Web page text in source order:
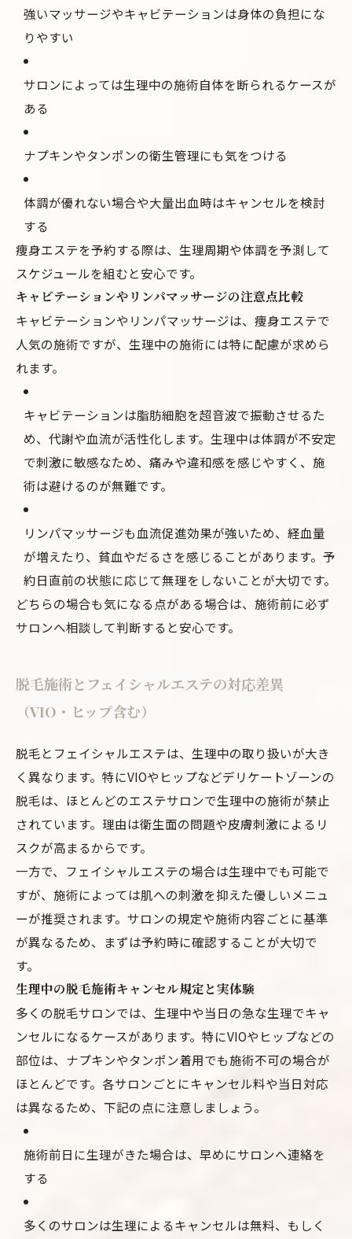
強いマッサージやキャビテーションは身体の負担にな
りやすい
サロンによっては生理中の施術自体を断られるケースが
ある
ナプキンやタンポンの衛生管理にも気をつける
体調が優れない場合や大量出血時はキャンセルを検討
する
痩身エステを予約する際は、生理周期や体調を予測して
スケジュールを組むと安心です。
キャビテーションやリンパマッサージの注意点比較
キャビテーションやリンパマッサージは、痩身エステで
人気の施術ですが、生理中の施術には特に配慮が求めら
れます。
キャビテーションは脂肪細胞を超音波で振動させるた
め、代謝や血流が活性化します。生理中は体調が不安定
で刺激に敏感なため、痛みや違和感を感じやすく、施
術は避けるのが無難です。
リンパマッサージも血流促進効果が強いため、経血量
が増えたり、貧血やだるさを感じることがあります。予
約日直前の状態に応じて無理をしないことが大切です。
どちらの場合も気になる点がある場合は、施術前に必ず
サロンへ相談して判断すると安心です。
脱毛施術とフェイシャルエステの対応差異
（VIO・ヒップ含む）
脱毛とフェイシャルエステは、生理中の取り扱いが大き
く異なります。特にVIOやヒップなどデリケートゾーンの
脱毛は、ほとんどのエステサロンで生理中の施術が禁止
されています。理由は衛生面の問題や皮膚刺激によるリ
スクが高まるからです。
一方で、フェイシャルエステの場合は生理中でも可能で
すが、施術によっては肌への刺激を抑えた優しいメニュ
ーが推奨されます。サロンの規定や施術内容ごとに基準
が異なるため、まずは予約時に確認することが大切で
す。
生理中の脱毛施術キャンセル規定と実体験
多くの脱毛サロンでは、生理中や当日の急な生理でキャ
ンセルになるケースがあります。特にVIOやヒップなどの
部位は、ナプキンやタンポン着用でも施術不可の場合が
ほとんどです。各サロンごとにキャンセル料や当日対応
は異なるため、下記の点に注意しましょう。
施術前日に生理がきた場合は、早めにサロンへ連絡を
する
多くのサロンは生理によるキャンセルは無料、もしく